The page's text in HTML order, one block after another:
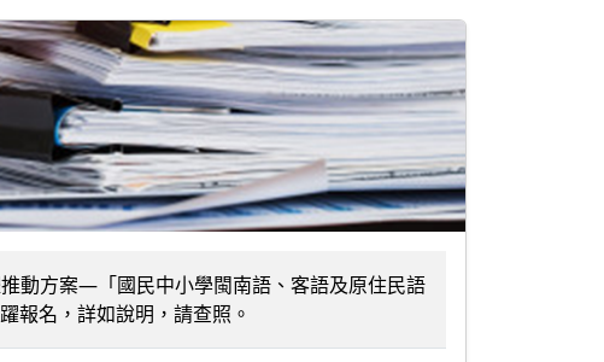
動方案—「國民中小學閩南語、客語及原住民語
報名，詳如說明，請查照。